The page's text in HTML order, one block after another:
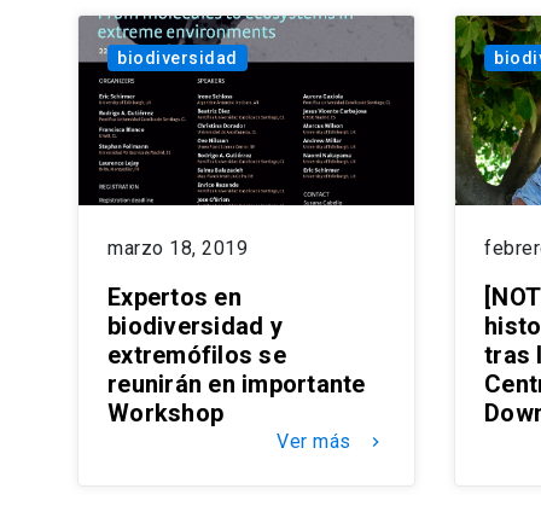
biodiversidad
marzo 18, 2019
Expertos en
biodiversidad y
extremófilos se
reunirán en importante
Workshop
Ver más keyboard_arrow_right
tras